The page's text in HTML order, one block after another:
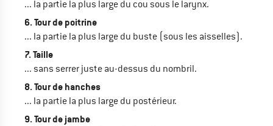
... la partie la plus large du cou sous le larynx.
6. Tour de poitrine
... la partie la plus large du buste (sous les aisselles).
7. Taille
... sans serrer juste au-dessus du nombril.
8. Tour de hanches
... la partie la plus large du postérieur.
9. Tour de jambe